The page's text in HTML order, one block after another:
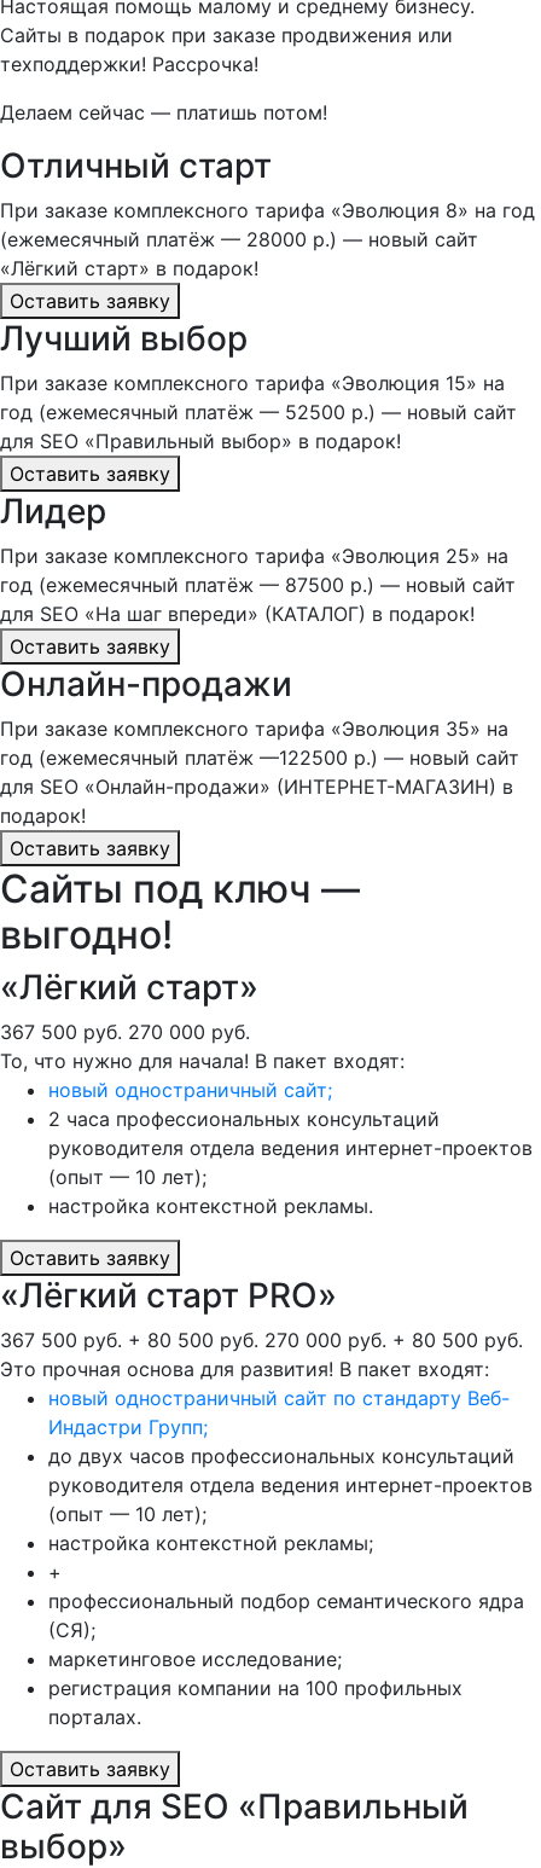
Настоящая помощь малому и среднему бизнесу.
Сайты в подарок при заказе продвижения или
техподдержки! Рассрочка!
Делаем сейчас — платишь потом!
Отличный старт
При заказе комплексного тарифа «Эволюция 8» на год
(ежемесячный платёж — 28000 р.) — новый сайт
«Лёгкий старт» в подарок!
Оставить заявку
Лучший выбор
При заказе комплексного тарифа «Эволюция 15» на
год (ежемесячный платёж — 52500 р.) — новый сайт
для SEO «Правильный выбор» в подарок!
Оставить заявку
Лидер
При заказе комплексного тарифа «Эволюция 25» на
год (ежемесячный платёж — 87500 р.) — новый сайт
для SEO «На шаг впереди» (КАТАЛОГ) в подарок!
Оставить заявку
Онлайн-продажи
При заказе комплексного тарифа «Эволюция 35» на
год (ежемесячный платёж —122500 р.) — новый сайт
для SEO «Онлайн-продажи» (ИНТЕРНЕТ-МАГАЗИН) в
подарок!
Оставить заявку
Сайты под ключ —
выгодно!
«Лёгкий старт»
367 500 руб. 270 000 руб.
То, что нужно для начала! В пакет входят:
новый одностраничный сайт;
2 часа профессиональных консультаций
руководителя отдела ведения интернет-проектов
(опыт — 10 лет);
настройка контекстной рекламы.
Оставить заявку
«Лёгкий старт PRO»
367 500 руб. + 80 500 руб. 270 000 руб. + 80 500 руб.
Это прочная основа для развития! В пакет входят:
новый одностраничный сайт по стандарту Веб-
Индастри Групп;
до двух часов профессиональных консультаций
руководителя отдела ведения интернет-проектов
(опыт — 10 лет);
настройка контекстной рекламы;
+
профессиональный подбор семантического ядра
(СЯ);
маркетинговое исследование;
регистрация компании на 100 профильных
порталах.
Оставить заявку
Сайт для SEO «Правильный
выбор»